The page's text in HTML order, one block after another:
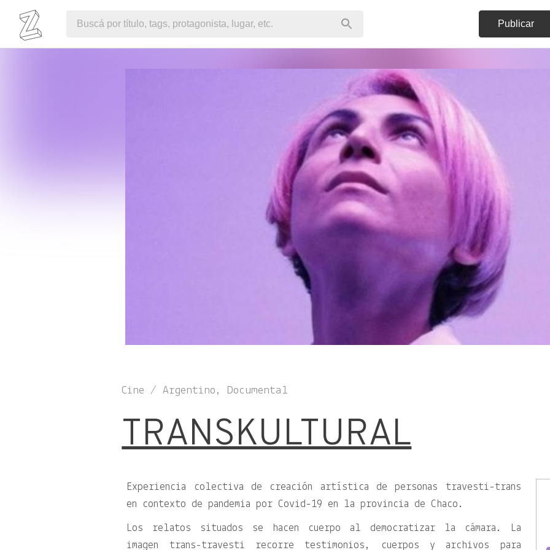
Publicar
Cine / Argentino, Documental
TRANSKULTURAL
Experiencia colectiva de creación artística de personas travesti-trans
en contexto de pandemia por Covid-19 en la provincia de Chaco.
Los relatos situados se hacen cuerpo al democratizar la cámara. La
imagen trans-travesti recorre testimonios, cuerpos y archivos para